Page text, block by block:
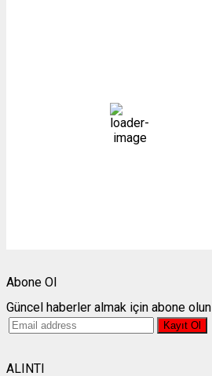
20 %
1005 mb
Abone Ol
Güncel haberler almak için abone olun
ALINTI